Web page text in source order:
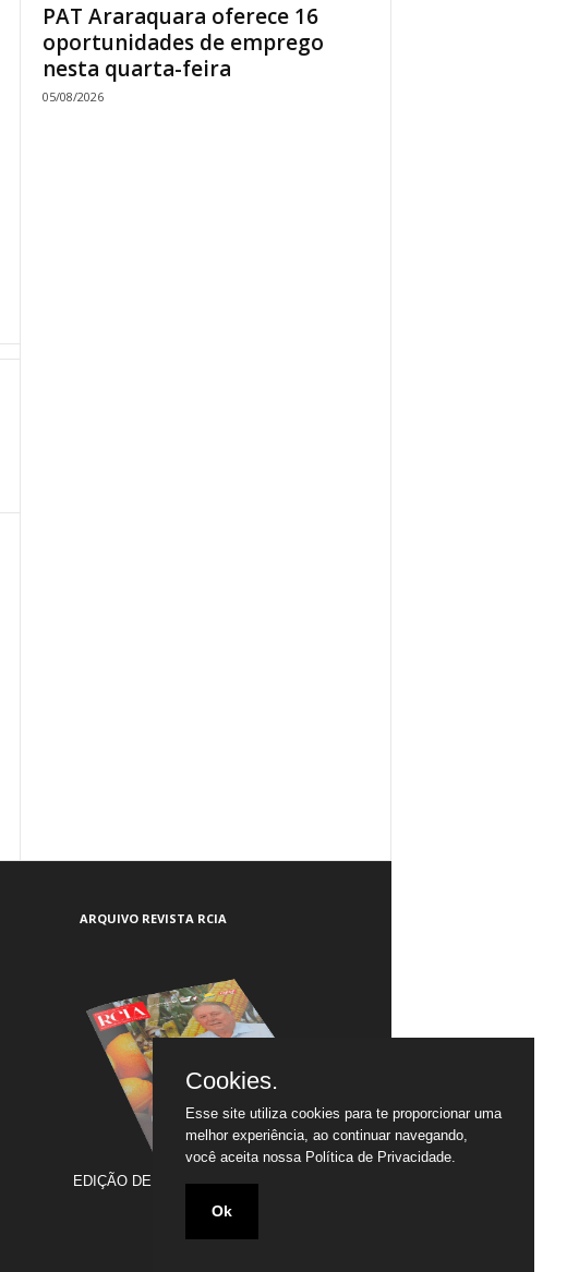
PAT Araraquara oferece 16
oportunidades de emprego
nesta quarta-feira
05/08/2026
ARQUIVO REVISTA RCIA
EDIÇÃO DE JULHO/2005 A JULHO/2020
Cookies.
Esse site utiliza cookies para te proporcionar uma
melhor experiência, ao continuar navegando,
você aceita nossa Política de Privacidade.
Ok